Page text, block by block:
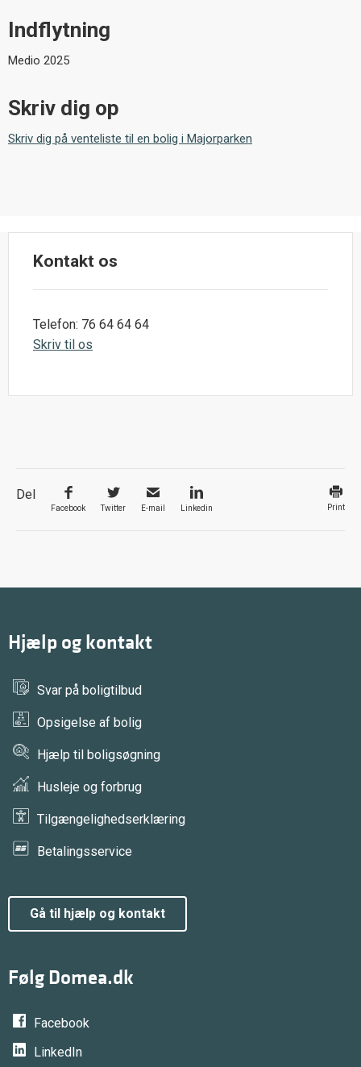
Indflytning
Medio 2025
Skriv dig op
Skriv dig på venteliste til en bolig i Majorparken
Kontakt os
Telefon: 76 64 64 64
Skriv til os
Del
Facebook Twitter E-mail Linkedin Print
Hjælp og kontakt
Svar på boligtilbud
Opsigelse af bolig
Hjælp til boligsøgning
Husleje og forbrug
Tilgængelighedserklæring
Betalingsservice
gå til hjælp og kontakt
Følg Domea.dk
Facebook
LinkedIn